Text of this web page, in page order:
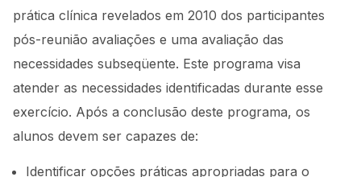
prática clínica revelados em 2010 dos participantes
pós-reunião avaliações e uma avaliação das
necessidades subseqüente. Este programa visa
atender as necessidades identificadas durante esse
exercício. Após a conclusão deste programa, os
alunos devem ser capazes de:
Identificar opções práticas apropriadas para o